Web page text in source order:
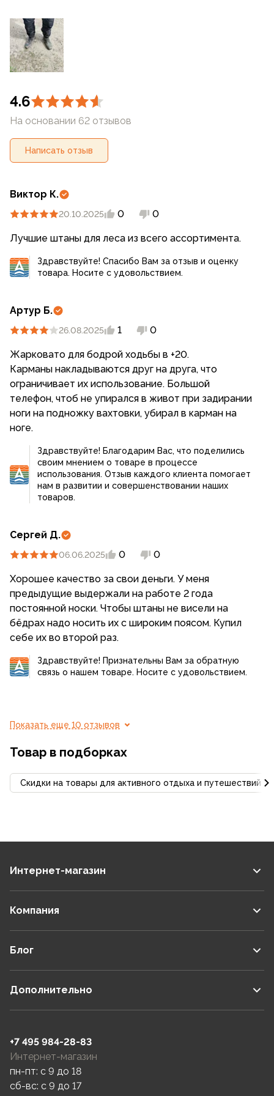
4.6
На основании 62 отзывов
Написать отзыв
Виктор К.
20.10.2025 0 0
Лучшие штаны для леса из всего ассортимента.
Здравствуйте! Спасибо Вам за отзыв и оценку
товара. Носите с удовольствием.
Артур Б.
26.08.2025 1 0
Жарковато для бодрой ходьбы в +20.
Карманы накладываются друг на друга, что
ограничивает их использование. Большой
телефон, чтоб не упирался в живот при задирании
ноги на подножку вахтовки, убирал в карман на
Здравствуйте! Благодарим Вас, что поделились
своим мнением о товаре в процессе
использования. Отзыв каждого клиента помогает
нам в развитии и совершенствовании наших
товаров.
Сергей Д.
06.06.2025 0 0
Хорошее качество за свои деньги. У меня
предыдущие выдержали на работе 2 года
постоянной носки. Чтобы штаны не висели на
бёдрах надо носить их с широким поясом. Купил
себе их во второй раз.
Здравствуйте! Признательны Вам за обратную
связь о нашем товаре. Носите с удовольствием.
Показать еще 10 отзывов
Товар в подборках
Скидки на товары для активного отдыха и путешествий
Интернет-магазин
Компания
Блог
Дополнительно
+7 495 984-28-83
Интернет-магазин
пн-пт: c 9 до 18
сб-вс: c 9 до 17